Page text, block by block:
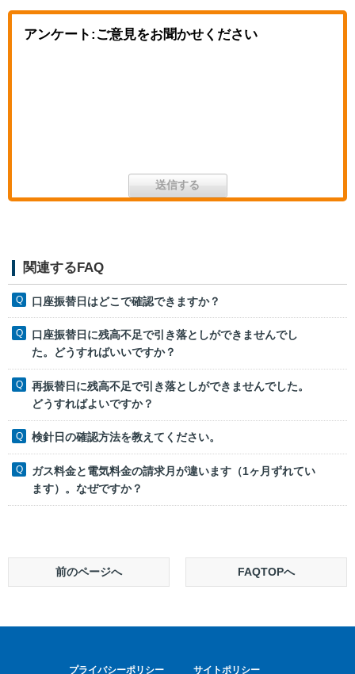
アンケート:ご意見をお聞かせください
関連するFAQ
口座振替日はどこで確認できますか？
口座振替日に残高不足で引き落としができませんでし
た。どうすればいいですか？
再振替日に残高不足で引き落としができませんでした。
どうすればよいですか？
検針日の確認方法を教えてください。
ガス料金と電気料金の請求月が違います（1ヶ月ずれてい
ます）。なぜですか？
前のページへ FAQTOPへ
プライバシーポリシー サイトポリシー